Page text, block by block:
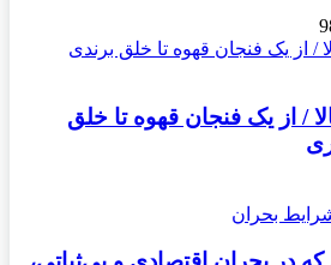
/ از یک فنجان قهوه تا خلق